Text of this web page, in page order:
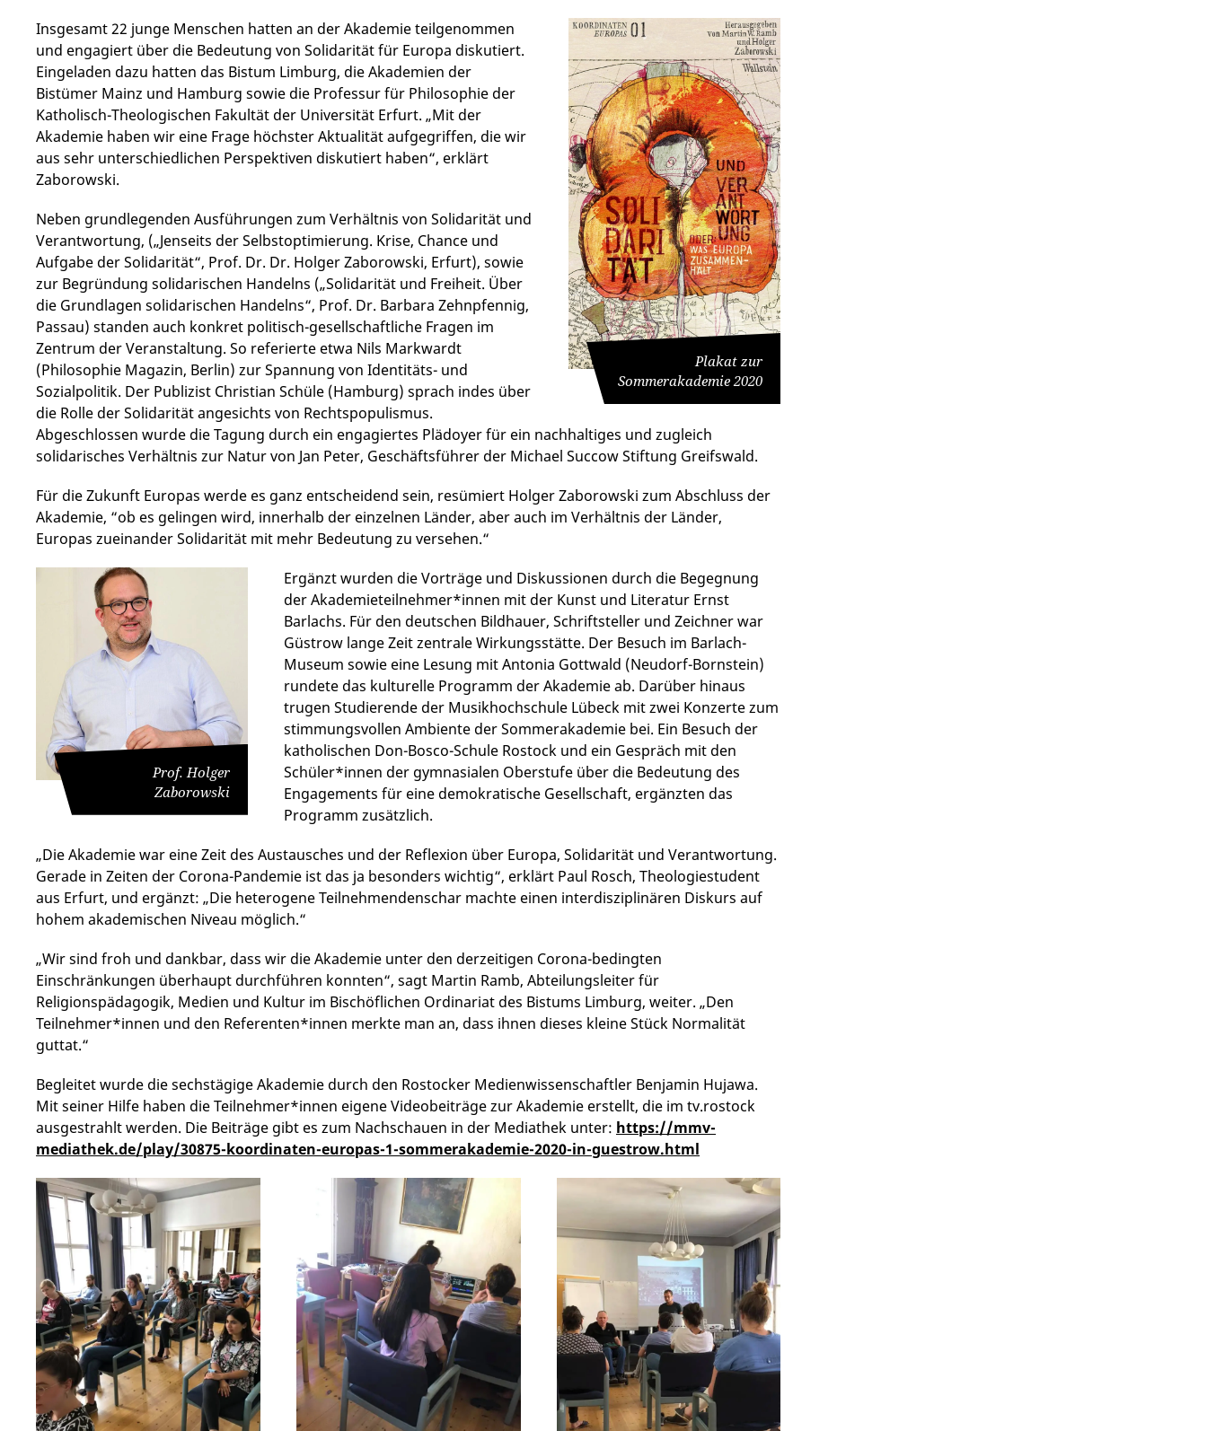
Plakat zur
Sommerakademie 2020
Insgesamt 22 junge Menschen hatten an der Akademie teilgenommen
und engagiert über die Bedeutung von Solidarität für Europa diskutiert.
Eingeladen dazu hatten das Bistum Limburg, die Akademien der
Bistümer Mainz und Hamburg sowie die Professur für Philosophie der
Katholisch-Theologischen Fakultät der Universität Erfurt. „Mit der
Akademie haben wir eine Frage höchster Aktualität aufgegriffen, die wir
aus sehr unterschiedlichen Perspektiven diskutiert haben“, erklärt
Zaborowski.
Neben grundlegenden Ausführungen zum Verhältnis von Solidarität und
Verantwortung, („Jenseits der Selbstoptimierung. Krise, Chance und
Aufgabe der Solidarität“, Prof. Dr. Dr. Holger Zaborowski, Erfurt), sowie
zur Begründung solidarischen Handelns („Solidarität und Freiheit. Über
die Grundlagen solidarischen Handelns“, Prof. Dr. Barbara Zehnpfennig,
Passau) standen auch konkret politisch-gesellschaftliche Fragen im
Zentrum der Veranstaltung. So referierte etwa Nils Markwardt
(Philosophie Magazin, Berlin) zur Spannung von Identitäts- und
Sozialpolitik. Der Publizist Christian Schüle (Hamburg) sprach indes über
die Rolle der Solidarität angesichts von Rechtspopulismus.
Abgeschlossen wurde die Tagung durch ein engagiertes Plädoyer für ein nachhaltiges und zugleich
solidarisches Verhältnis zur Natur von Jan Peter, Geschäftsführer der Michael Succow Stiftung Greifswald.
Für die Zukunft Europas werde es ganz entscheidend sein, resümiert Holger Zaborowski zum Abschluss der
Akademie, “ob es gelingen wird, innerhalb der einzelnen Länder, aber auch im Verhältnis der Länder,
Europas zueinander Solidarität mit mehr Bedeutung zu versehen.“
Prof. Holger
Zaborowski
Ergänzt wurden die Vorträge und Diskussionen durch die Begegnung
der Akademieteilnehmer*innen mit der Kunst und Literatur Ernst
Barlachs. Für den deutschen Bildhauer, Schriftsteller und Zeichner war
Güstrow lange Zeit zentrale Wirkungsstätte. Der Besuch im Barlach-
Museum sowie eine Lesung mit Antonia Gottwald (Neudorf-Bornstein)
rundete das kulturelle Programm der Akademie ab. Darüber hinaus
trugen Studierende der Musikhochschule Lübeck mit zwei Konzerte zum
stimmungsvollen Ambiente der Sommerakademie bei. Ein Besuch der
katholischen Don-Bosco-Schule Rostock und ein Gespräch mit den
Schüler*innen der gymnasialen Oberstufe über die Bedeutung des
Engagements für eine demokratische Gesellschaft, ergänzten das
Programm zusätzlich.
„Die Akademie war eine Zeit des Austausches und der Reflexion über Europa, Solidarität und Verantwortung.
Gerade in Zeiten der Corona-Pandemie ist das ja besonders wichtig“, erklärt Paul Rosch, Theologiestudent
aus Erfurt, und ergänzt: „Die heterogene Teilnehmendenschar machte einen interdisziplinären Diskurs auf
hohem akademischen Niveau möglich.“
„Wir sind froh und dankbar, dass wir die Akademie unter den derzeitigen Corona-bedingten
Einschränkungen überhaupt durchführen konnten“, sagt Martin Ramb, Abteilungsleiter für
Religionspädagogik, Medien und Kultur im Bischöflichen Ordinariat des Bistums Limburg, weiter. „Den
Teilnehmer*innen und den Referenten*innen merkte man an, dass ihnen dieses kleine Stück Normalität
guttat.“
Begleitet wurde die sechstägige Akademie durch den Rostocker Medienwissenschaftler Benjamin Hujawa.
Mit seiner Hilfe haben die Teilnehmer*innen eigene Videobeiträge zur Akademie erstellt, die im tv.rostock
ausgestrahlt werden. Die Beiträge gibt es zum Nachschauen in der Mediathek unter: https://mmv-
mediathek.de/play/30875-koordinaten-europas-1-sommerakademie-2020-in-guestrow.html